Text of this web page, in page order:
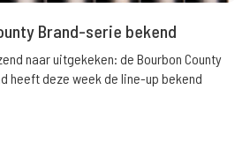
Brand-serie bekend
naar uitgekeken: de Bourbon County
heeft deze week de line-up bekend